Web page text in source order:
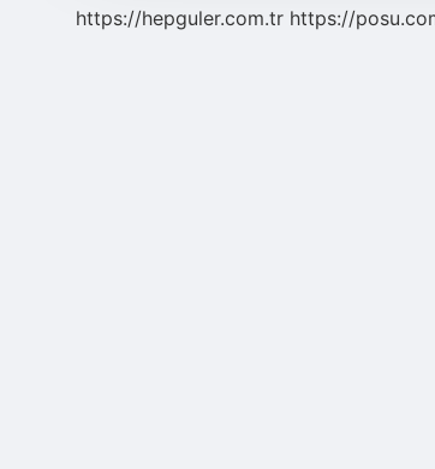
https://hepguler.com.tr https://